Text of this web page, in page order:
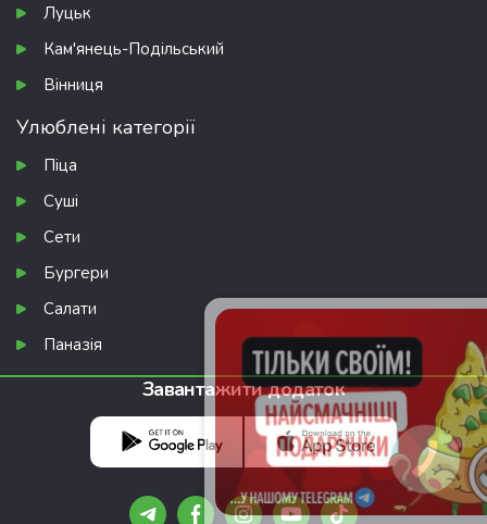
Луцьк
Кам'янець-Подільський
Вінниця
Улюблені категорії
Піца
Суші
Сети
Бургери
Салати
Паназія
Завантажити додаток